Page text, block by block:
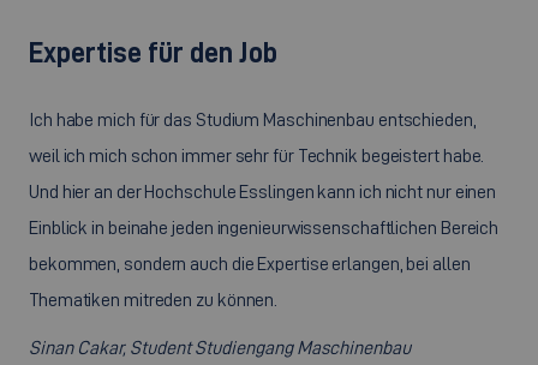
Expertise für den Job
Ich habe mich für das Studium Maschinenbau entschieden,
weil ich mich schon immer sehr für Technik begeistert habe.
Und hier an der Hochschule Esslingen kann ich nicht nur einen
Einblick in beinahe jeden ingenieurwissenschaftlichen Bereich
bekommen, sondern auch die Expertise erlangen, bei allen
Thematiken mitreden zu können.
Sinan Cakar, Student Studiengang Maschinenbau